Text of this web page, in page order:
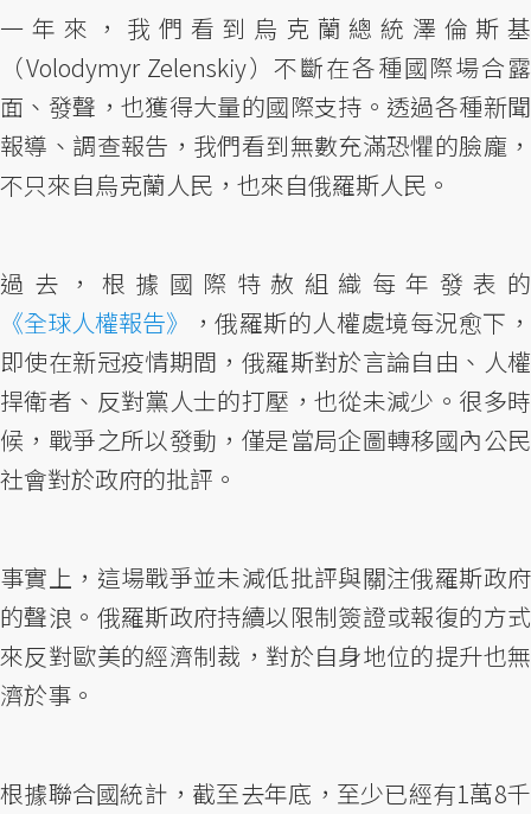
一年來，我們看到烏克蘭總統澤倫斯基
（Volodymyr Zelenskiy）不斷在各種國際場合露
面、發聲，也獲得大量的國際支持。透過各種新聞
報導、調查報告，我們看到無數充滿恐懼的臉龐，
不只來自烏克蘭人民，也來自俄羅斯人民。
過去，根據國際特赦組織每年發表的
《全球人權報告》
，俄羅斯的人權處境每況愈下，
即使在新冠疫情期間，俄羅斯對於言論自由、人權
捍衛者、反對黨人士的打壓，也從未減少。很多時
候，戰爭之所以發動，僅是當局企圖轉移國內公民
社會對於政府的批評。
事實上，這場戰爭並未減低批評與關注俄羅斯政府
的聲浪。俄羅斯政府持續以限制簽證或報復的方式
來反對歐美的經濟制裁，對於自身地位的提升也無
濟於事。
根據聯合國統計，截至去年底，至少已經有1萬8千